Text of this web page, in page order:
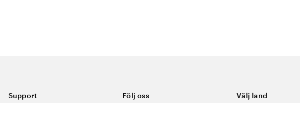
Support Följ oss Välj land